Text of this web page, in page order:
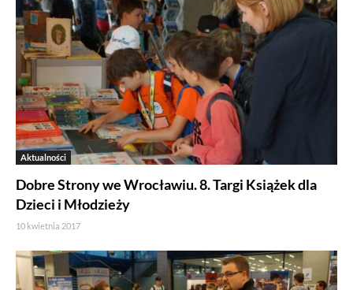
Aktualności
Dobre Strony we Wrocławiu. 8. Targi Książek dla
Dzieci i Młodzieży
10 kwietnia 2017